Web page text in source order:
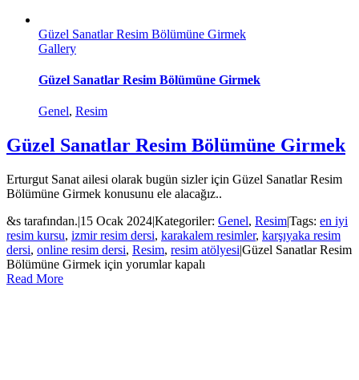
Güzel Sanatlar Resim Bölümüne Girmek
Gallery
Güzel Sanatlar Resim Bölümüne Girmek
Genel, Resim
Güzel Sanatlar Resim Bölümüne Girmek
Erturgut Sanat ailesi olarak bugün sizler için Güzel Sanatlar Resim
Bölümüne Girmek konusunu ele alacağız..
&s tarafından.|15 Ocak 2024|Kategoriler: Genel, Resim|Tags: en iyi
resim kursu, izmir resim dersi, karakalem resimler, karşıyaka resim
dersi, online resim dersi, Resim, resim atölyesi|Güzel Sanatlar Resim
Bölümüne Girmek için yorumlar kapalı
Read More